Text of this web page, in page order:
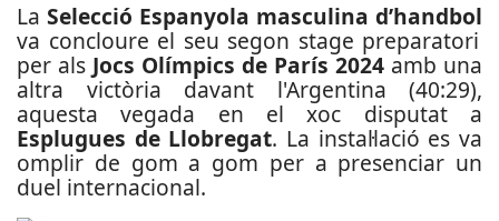
La Selecció Espanyola masculina d’handbol
va concloure el seu segon stage preparatori
per als Jocs Olímpics de París 2024 amb una
altra victòria davant l'Argentina (40:29),
aquesta vegada en el xoc disputat a
Esplugues de Llobregat. La instal·lació es va
omplir de gom a gom per a presenciar un
duel internacional.